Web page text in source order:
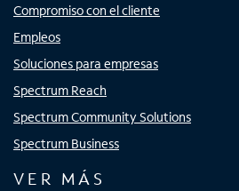
Compromiso con el cliente
Empleos
Soluciones para empresas
Spectrum Reach
Spectrum Community Solutions
Spectrum Business
VER MÁS